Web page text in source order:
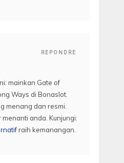
REPONDRE
mainkan Gate of
Ways di Bonaslot.
menang dan resmi.
anda. Kunjungi:
raih kemanangan.